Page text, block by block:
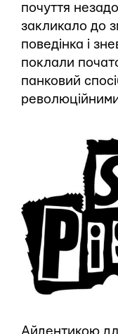
почуття
закликало до
поведінка і
поклали
панковий
Айдентикою